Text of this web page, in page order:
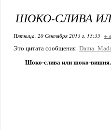
ШОКО-СЛИВА
Пятница, 20 Сентября 2013 г. 15:35 +
Это цитата сообщения
Шоко-слива или шоко-вишня.